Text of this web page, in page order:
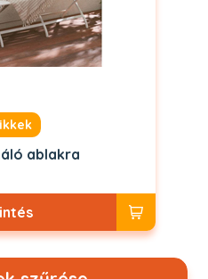
ablakra